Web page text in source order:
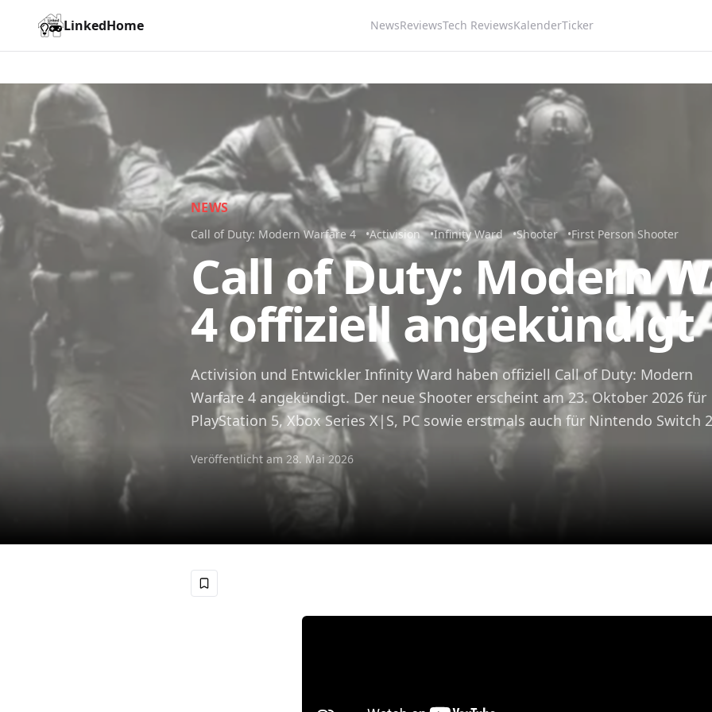
LinkedHome NewsReviewsTech ReviewsKalenderTicker
NEWS
Call of Duty: Modern Warfare 4 Activision Infinity Ward Shooter First Person Shooter
Call of Duty: Modern
4 offiziell angekündigt
Activision und Entwickler Infinity Ward haben offiziell Call of Duty: Modern
Warfare 4 angekündigt. Der neue Shooter erscheint am 23. Oktober 2026 für
PlayStation 5, Xbox Series X|S, PC sowie erstmals auch für Nintendo Switch
Veröffentlicht am 28. Mai 2026